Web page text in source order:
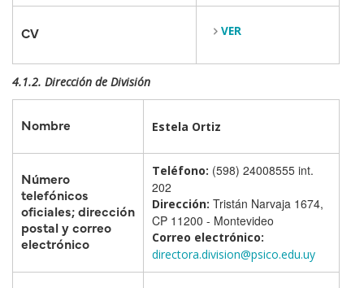
CV VER
4.1.2. Dirección de División
Nombre Estela Ortiz
Número
telefónicos
oficiales; dirección
postal y correo
electrónico
Teléfono: (598) 24008555 int.
202
Dirección: Tristán Narvaja 1674,
CP 11200 - Montevideo
Correo electrónico:
directora.division@psico.edu.uy